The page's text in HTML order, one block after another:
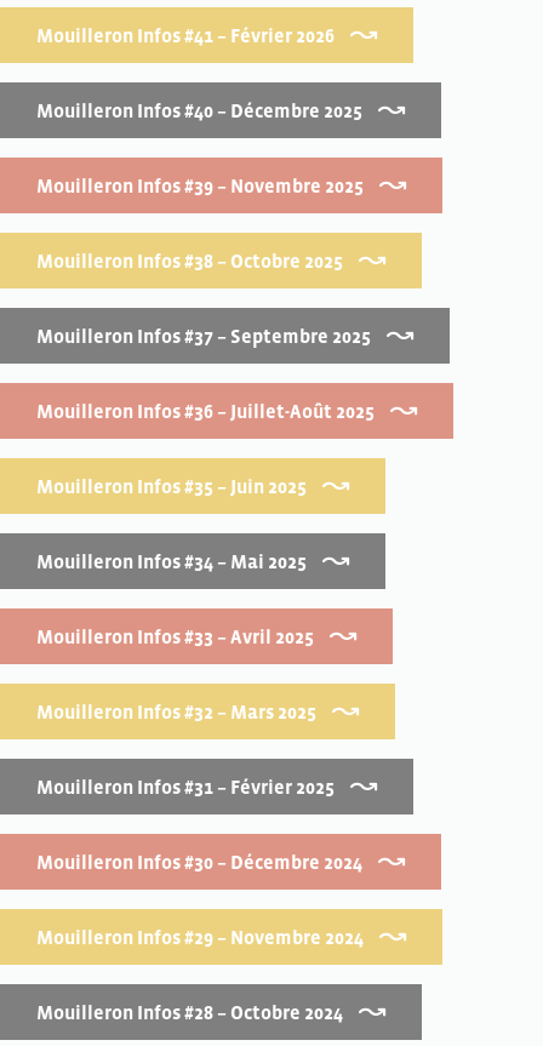
Mouilleron Infos #41 – Février 2026
Mouilleron Infos #40 – Décembre 2025
Mouilleron Infos #39 – Novembre 2025
Mouilleron Infos #38 – Octobre 2025
Mouilleron Infos #37 – Septembre 2025
Mouilleron Infos #36 – Juillet-Août 2025
Mouilleron Infos #35 – Juin 2025
Mouilleron Infos #34 – Mai 2025
Mouilleron Infos #33 – Avril 2025
Mouilleron Infos #32 – Mars 2025
Mouilleron Infos #31 – Février 2025
Mouilleron Infos #30 – Décembre 2024
Mouilleron Infos #29 – Novembre 2024
Mouilleron Infos #28 – Octobre 2024